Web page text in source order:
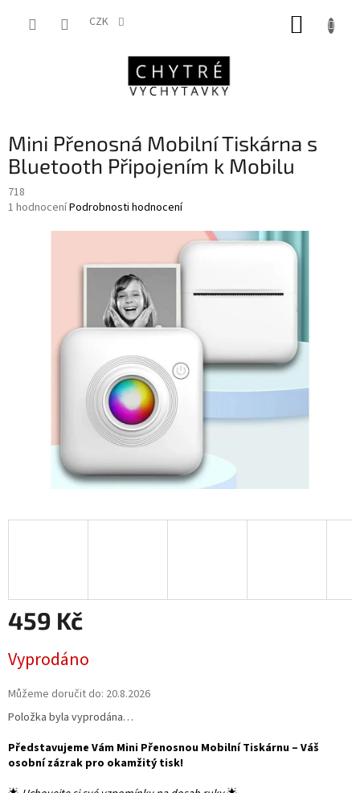
CZK
Mini Přenosná Mobilní Tiskárna s
Bluetooth Připojením k Mobilu
718
Průměrné
1 hodnoceníPodrobnosti hodnocení
459 Kč
cena:
Vyprodáno
Můžeme doručit do: 20.8.2026
Položka byla vyprodána…
Představujeme Vám Mini Přenosnou Mobilní Tiskárnu – Váš
osobní zázrak pro okamžitý tisk!